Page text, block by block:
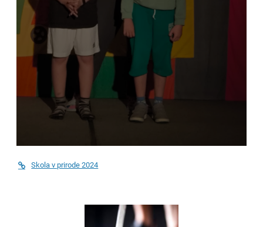
Skola v prirode 2024